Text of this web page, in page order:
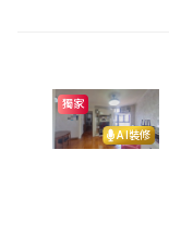
AI裝修
獨家